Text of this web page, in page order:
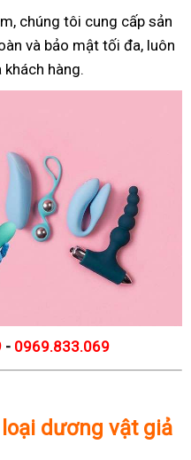
chúng tôi cung cấp sản
và bảo mật tối đa, luôn
hàng.
- 0969.833.069
dương vật giả